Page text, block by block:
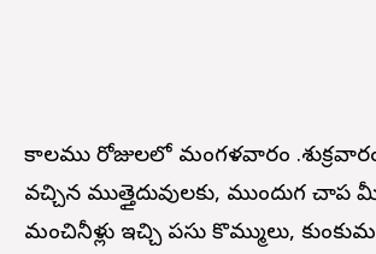
కాలము రోజులలో మంగళవారం
వచ్చిన ముత్తైదువులకు, ముందుగ చాప
మంచినీళ్లు ఇచ్చి పసుపు కొమ్ములు,